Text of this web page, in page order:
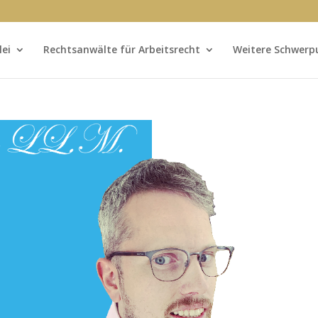
Rechtsanwälte für Arbeitsrecht Weitere